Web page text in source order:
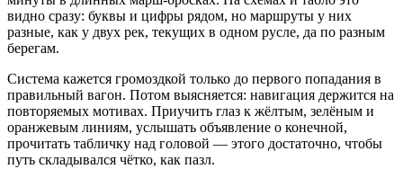
видно сразу: буквы и цифры рядом, но маршруты у них
разные, как у двух рек, текущих в одном русле, да по разным
берегам.
Система кажется громоздкой только до первого попадания в
правильный вагон. Потом выясняется: навигация держится на
повторяемых мотивах. Приучить глаз к жёлтым, зелёным и
оранжевым линиям, услышать объявление о конечной,
прочитать табличку над головой — этого достаточно, чтобы
путь складывался чётко, как пазл.